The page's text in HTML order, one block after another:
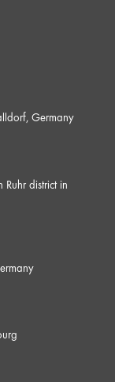
Germany
Ruhr district in